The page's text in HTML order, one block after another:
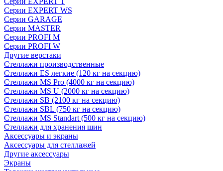
Серии EXPERT WS
Серии GARAGE
Серии MASTER
Серии PROFI M
Серии PROFI W
Другие верстаки
Стеллажи производственные
Стеллажи ES легкие (120 кг на секцию)
Стеллажи MS Pro (4000 кг на секцию)
Стеллажи MS U (2000 кг на секцию)
Стеллажи SB (2100 кг на секцию)
Стеллажи SBL (750 кг на секцию)
Стеллажи MS Standart (500 кг на секцию)
Стеллажи для хранения шин
Аксессуары и экраны
Аксессуары для стеллажей
Другие аксессуары
Экраны